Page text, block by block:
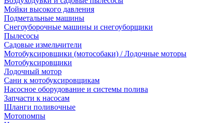
Мойки высокого давления
Подметальные машины
Снегоуборочные машины и снегоуборщики
Пылесосы
Садовые измельчители
Мотобуксировщики (мотособаки) / Лодочные моторы
Мотобуксировщики
Лодочный мотор
Сани к мотобуксировщикам
Насосное оборудование и системы полива
Запчасти к насосам
Шланги поливочные
Мотопомпы